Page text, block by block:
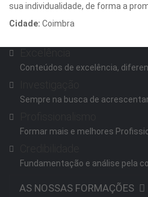
sua individualidade, de forma a
Cidade: Coimbra
Conteúdos de excelência,
Sempre na busca de
Formar mais e melhores
Fundamentação e análise pela
AS NOSSAS FORMAÇÕES